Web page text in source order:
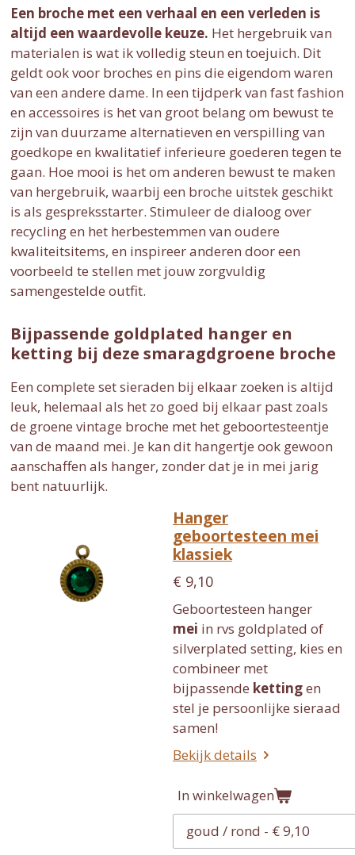
Een broche met een verhaal en een verleden is
altijd een waardevolle keuze. Het hergebruik van
materialen is wat ik volledig steun en toejuich. Dit
geldt ook voor broches en pins die eigendom waren
van een andere dame. In een tijdperk van fast fashion
en accessoires is het van groot belang om bewust te
zijn van duurzame alternatieven en verspilling van
goedkope en kwalitatief inferieure goederen tegen te
gaan. Hoe mooi is het om anderen bewust te maken
van hergebruik, waarbij een broche uitstek geschikt
is als gespreksstarter. Stimuleer de dialoog over
recycling en het herbestemmen van oudere
kwaliteitsitems, en inspireer anderen door een
voorbeeld te stellen met jouw zorgvuldig
samengestelde outfit.
Bijpassende goldplated hanger en
ketting bij deze smaragdgroene broche
Een complete set sieraden bij elkaar zoeken is altijd
leuk, helemaal als het zo goed bij elkaar past zoals
de groene vintage broche met het geboortesteentje
van de maand mei. Je kan dit hangertje ook gewoon
aanschaffen als hanger, zonder dat je in mei jarig
bent natuurlijk.
Hanger
geboortesteen mei
klassiek
€ 9,10
Geboortesteen hanger
mei in rvs goldplated of
silverplated setting, kies en
combineer met
bijpassende kettingen
stel je persoonlijke sieraad
samen!
Bekijk details
In winkelwagen